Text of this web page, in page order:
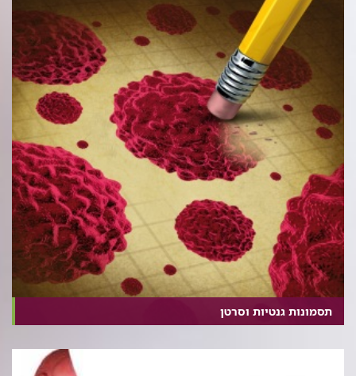
תסמונות גנטיות וסרטן